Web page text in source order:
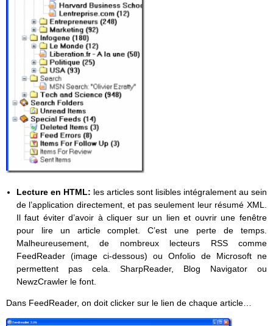
Lecture en HTML: les articles sont lisibles intégralement au sein
de l’application directement, et pas seulement leur résumé XML.
Il faut éviter d’avoir à cliquer sur un lien et ouvrir une fenêtre
pour lire un article complet. C’est une perte de temps.
Malheureusement, de nombreux lecteurs RSS comme
FeedReader (image ci-dessous) ou Onfolio de Microsoft ne
permettent pas cela. SharpReader, Blog Navigator ou
NewzCrawler le font.
Dans FeedReader, on doit clicker sur le lien de chaque article…